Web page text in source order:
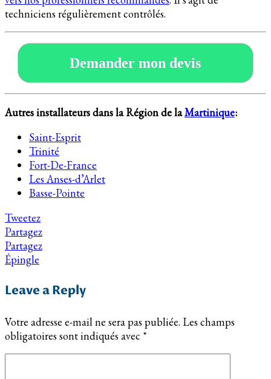
techniciens régulièrement contrôlés.
Demander mon devis
Autres installateurs dans la Région de laMartinique:
Saint-Esprit
Trinité
Fort-De-France
Les Anses-d’Arlet
Basse-Pointe
Tweetez
Partagez
Partagez
Épingle
Leave a Reply
Votre adresse e-mail ne sera pas publiée. Les champs
obligatoires sont indiqués avec *